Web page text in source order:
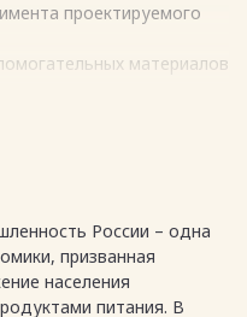
проектируемого
материалов
схем
оборудования 66
Расчет
вспомогательного
потока 79
России – одна
призванная
населения
питания. В